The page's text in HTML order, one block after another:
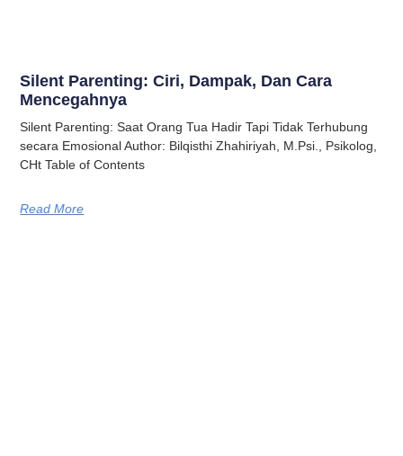
Silent Parenting: Ciri, Dampak, Dan Cara
Mencegahnya
Silent Parenting: Saat Orang Tua Hadir Tapi Tidak Terhubung
secara Emosional Author: Bilqisthi Zhahiriyah, M.Psi., Psikolog,
CHt Table of Contents
Read More